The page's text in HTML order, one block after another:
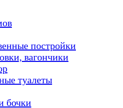
постройки
вагончики
туалеты
бочки